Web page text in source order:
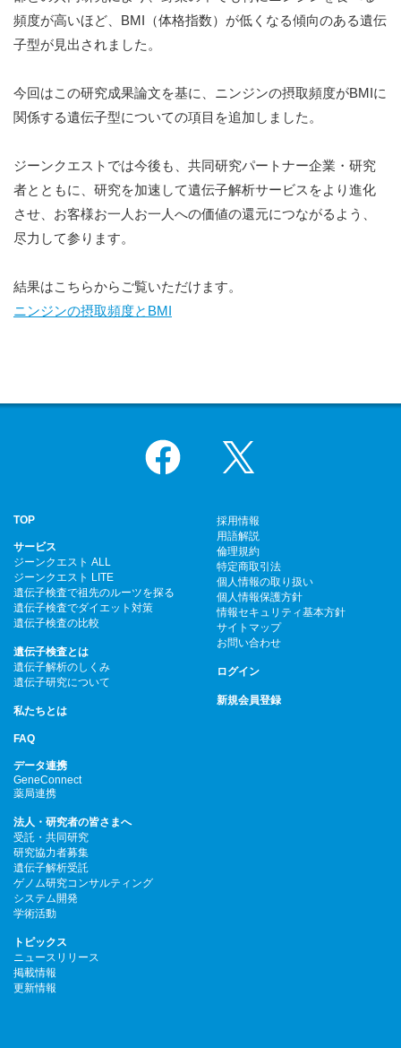
頻度が高いほど、BMI（体格指数）が低くなる傾向のある遺伝
子型が見出されました。
今回はこの研究成果論文を基に、ニンジンの摂取頻度がBMIに
関係する遺伝子型についての項目を追加しました。
ジーンクエストでは今後も、共同研究パートナー企業・研究
者とともに、研究を加速して遺伝子解析サービスをより進化
させ、お客様お一人お一人への価値の還元につながるよう、
尽力して参ります。
結果はこちらからご覧いただけます。
ニンジンの摂取頻度とBMI
Facebook
TOP
サービス
ジーンクエスト ALL
ジーンクエスト LITE
遺伝子検査で祖先のルーツを探る
遺伝子検査でダイエット対策
遺伝子検査の比較
遺伝子検査とは
遺伝子解析のしくみ
遺伝子研究について
私たちとは
FAQ
データ連携
GeneConnect
薬局連携
法人・研究者の皆さまへ
受託・共同研究
研究協力者募集
遺伝子解析受託
ゲノム研究コンサルティング
システム開発
学術活動
トピックス
ニュースリリース
掲載情報
更新情報
採用情報
用語解説
倫理規約
特定商取引法
個人情報の取り扱い
個人情報保護方針
情報セキュリティ基本方針
サイトマップ
お問い合わせ
ログイン
新規会員登録